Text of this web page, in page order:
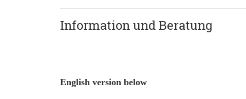
Information und Beratung
English version below